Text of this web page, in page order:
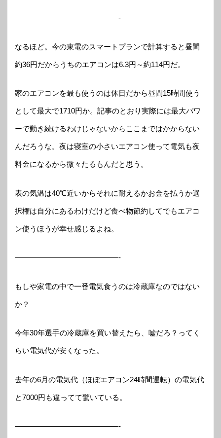
——————————————-
なるほど。今の東電のスマートプランで計算すると昼間
約36円だからうちのエアコンは6.3円～約114円だ。
家のエアコンを最も使うのは休日だから昼間15時間使う
として最大で1710円か。記事のとおり実際には最大パワ
ーで動き続けるわけじゃないからここまではかからない
んだろうな。夜は寝室の小さいエアコン使って電気も夜
料金になるから微々たるもんだと思う。
表の気温は40℃近いからそれに耐えるかお金を払うか選
択権は自分にあるわけだけど食べ物節約してでもエアコ
ン使うほうが幸せ感じるよね。
——————————————-
もしや家電の中で一番電気食うのは冷蔵庫なのではない
か？
今年30年選手の冷蔵庫を買い替えたら、嘘だろ？ってく
らい電気代が安くなった。
去年の6月の電気代（ほぼエアコン24時間運転）の電気代
と7000円も違ってて驚いている。
——————————————-